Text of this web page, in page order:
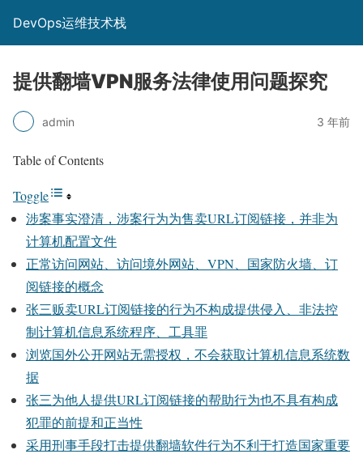
DevOps运维技术栈
提供翻墙VPN服务法律使用问题探究
admin 3 年前
Table of Contents
Toggle
涉案事实澄清，涉案行为为售卖URL订阅链接，并非为
计算机配置文件
正常访问网站、访问境外网站、VPN、国家防火墙、订
阅链接的概念
张三贩卖URL订阅链接的行为不构成提供侵入、非法控
制计算机信息系统程序、工具罪
浏览国外公开网站无需授权，不会获取计算机信息系统数
据
张三为他人提供URL订阅链接的帮助行为也不具有构成
犯罪的前提和正当性
采用刑事手段打击提供翻墙软件行为不利于打造国家重要